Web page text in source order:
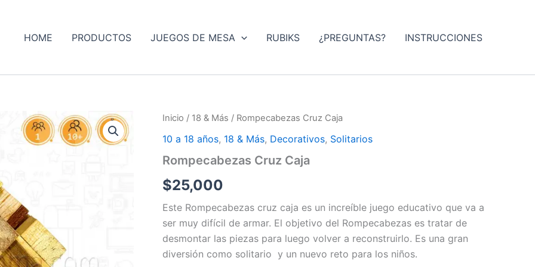
HOME PRODUCTOS JUEGOS DE MESA RUBIKS ¿PREGUNTAS? INSTRUCCIONES
Inicio / 18 & Más / Rompecabezas Cruz Caja
10 a 18 años, 18 & Más, Decorativos, Solitarios
Rompecabezas Cruz Caja
$25,000
Este Rompecabezas cruz caja es un increíble juego educativo que va a
ser muy difícil de armar. El objetivo del Rompecabezas es tratar de
desmontar las piezas para luego volver a reconstruirlo. Es una gran
diversión como solitario y un nuevo reto para los niños.